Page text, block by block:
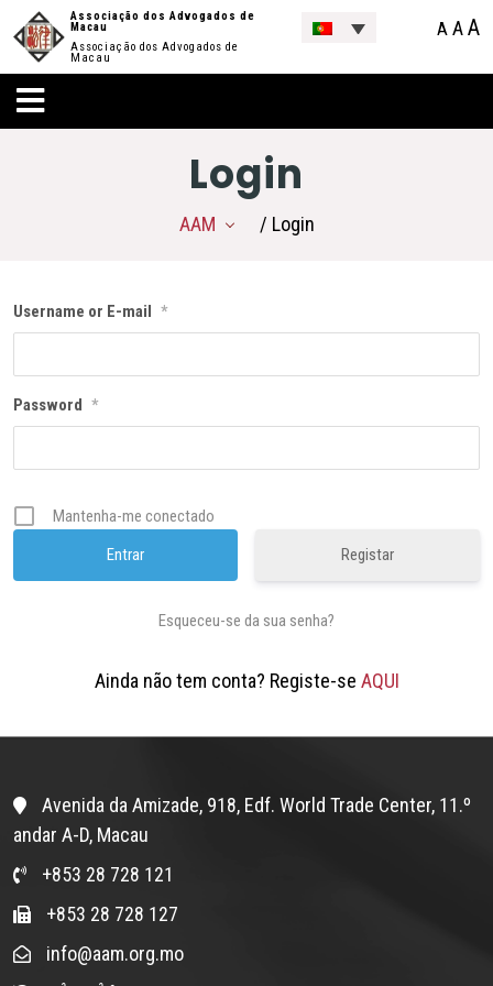
Associação dos Advogados de
Macau
Associação dos Advogados de
Macau
A AA
Login
AAM / Login
Username or E-mail *
Password *
Mantenha-me conectado
Registar
Esqueceu-se da sua senha?
Ainda não tem conta? Registe-se AQUI
Avenida da Amizade, 918, Edf. World Trade Center, 11.º
andar A-D, Macau
+853 28 728 121
+853 28 728 127
info@aam.org.mo